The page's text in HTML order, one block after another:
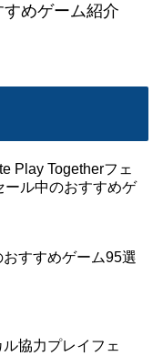
めゲーム紹介
Play Togetherフェ
ール中のおすすめゲ
おすすめゲーム95選
協力プレイフェ